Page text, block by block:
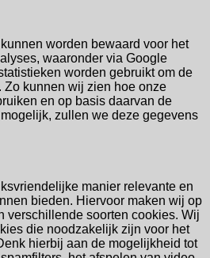
worden bewaard voor het
waaronder via Google
worden gebruikt om de
Zo kunnen wij zien hoe onze
en op basis daarvan de
zullen we deze gegevens
manier relevante en
bieden. Hiervoor maken wij op
verschillende soorten cookies. Wij
die noodzakelijk zijn voor het
hierbij aan de mogelijkheid tot